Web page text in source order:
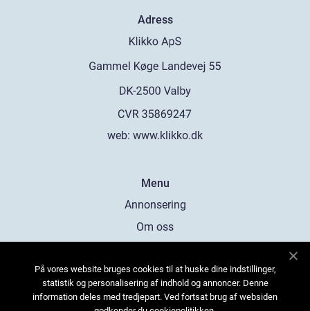
Adress
web: www.klikko.dk
Menu
Annonsering
Om oss
Kontakta oss
Sitemap
På vores website bruges cookies til at huske dine indstillinger,
statistik og personalisering af indhold og annoncer. Denne
information deles med tredjepart. Ved fortsat brug af websiden